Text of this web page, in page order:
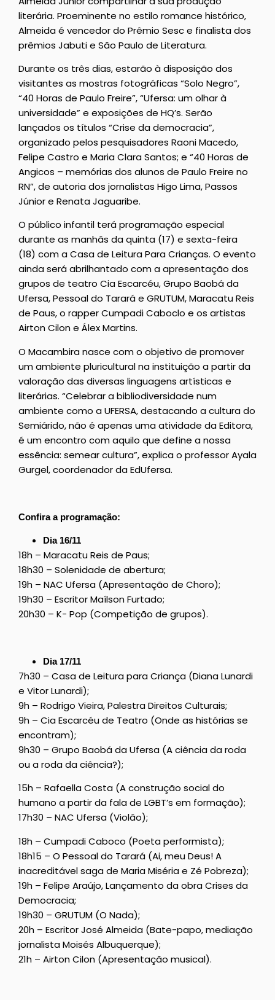
literária. Proeminente no estilo romance histórico,
Almeida é vencedor do Prêmio Sesc e finalista dos
prêmios Jabuti e São Paulo de Literatura.
Durante os três dias, estarão à disposição dos
visitantes as mostras fotográficas “Solo Negro”,
“40 Horas de Paulo Freire”, “Ufersa: um olhar à
universidade” e exposições de HQ’s. Serão
lançados os títulos “Crise da democracia”,
organizado pelos pesquisadores Raoni Macedo,
Felipe Castro e Maria Clara Santos; e “40 Horas de
Angicos – memórias dos alunos de Paulo Freire no
RN”, de autoria dos jornalistas Higo Lima, Passos
Júnior e Renata Jaguaribe.
O público infantil terá programação especial
durante as manhãs da quinta (17) e sexta-feira
(18) com a Casa de Leitura Para Crianças. O evento
ainda será abrilhantado com a apresentação dos
grupos de teatro Cia Escarcéu, Grupo Baobá da
Ufersa, Pessoal do Tarará e GRUTUM, Maracatu Reis
de Paus, o rapper Cumpadi Caboclo e os artistas
Airton Cilon e Álex Martins.
O Macambira nasce com o objetivo de promover
um ambiente pluricultural na instituição a partir da
valoração das diversas linguagens artísticas e
literárias. “Celebrar a bibliodiversidade num
ambiente como a UFERSA, destacando a cultura do
Semiárido, não é apenas uma atividade da Editora,
é um encontro com aquilo que define a nossa
essência: semear cultura”, explica o professor Ayala
Gurgel, coordenador da EdUfersa.
Confira a programação:
Dia 16/11
18h – Maracatu Reis de Paus;
18h30 – Solenidade de abertura;
19h – NAC Ufersa (Apresentação de Choro);
19h30 – Escritor Maílson Furtado;
20h30 – K- Pop (Competição de grupos).
Dia 17/11
7h30 – Casa de Leitura para Criança (Diana Lunardi
e Vitor Lunardi);
9h – Rodrigo Vieira, Palestra Direitos Culturais;
9h – Cia Escarcéu de Teatro (Onde as histórias se
encontram);
9h30 – Grupo Baobá da Ufersa (A ciência da roda
ou a roda da ciência?);
15h – Rafaella Costa (A construção social do
humano a partir da fala de LGBT’s em formação);
17h30 – NAC Ufersa (Violão);
18h – Cumpadi Caboco (Poeta performista);
18h15 – O Pessoal do Tarará (Ai, meu Deus! A
inacreditável saga de Maria Miséria e Zé Pobreza);
19h – Felipe Araújo, Lançamento da obra Crises da
Democracia;
19h30 – GRUTUM (O Nada);
20h – Escritor José Almeida (Bate-papo, mediação
jornalista Moisés Albuquerque);
21h – Airton Cilon (Apresentação musical).